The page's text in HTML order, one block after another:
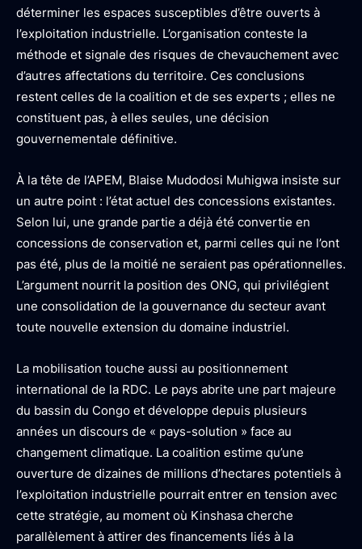
déterminer les espaces susceptibles d’être ouverts à
l’exploitation industrielle. L’organisation conteste la
méthode et signale des risques de chevauchement avec
d’autres affectations du territoire. Ces conclusions
restent celles de la coalition et de ses experts ; elles ne
constituent pas, à elles seules, une décision
gouvernementale définitive.
À la tête de l’APEM, Blaise Mudodosi Muhigwa insiste sur
un autre point : l’état actuel des concessions existantes.
Selon lui, une grande partie a déjà été convertie en
concessions de conservation et, parmi celles qui ne l’ont
pas été, plus de la moitié ne seraient pas opérationnelles.
L’argument nourrit la position des ONG, qui privilégient
une consolidation de la gouvernance du secteur avant
toute nouvelle extension du domaine industriel.
La mobilisation touche aussi au positionnement
international de la RDC. Le pays abrite une part majeure
du bassin du Congo et développe depuis plusieurs
années un discours de « pays-solution » face au
changement climatique. La coalition estime qu’une
ouverture de dizaines de millions d’hectares potentiels à
l’exploitation industrielle pourrait entrer en tension avec
cette stratégie, au moment où Kinshasa cherche
parallèlement à attirer des financements liés à la